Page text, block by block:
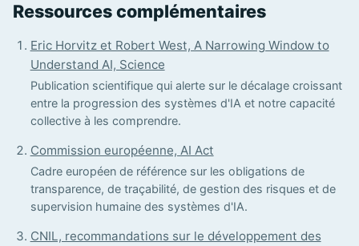
Ressources complémentaires
Eric Horvitz et Robert West, A Narrowing Window to
Understand AI, Science
Publication scientifique qui alerte sur le décalage croissant
entre la progression des systèmes d'IA et notre capacité
collective à les comprendre.
Commission européenne, AI Act
Cadre européen de référence sur les obligations de
transparence, de traçabilité, de gestion des risques et de
supervision humaine des systèmes d'IA.
CNIL, recommandations sur le développement des